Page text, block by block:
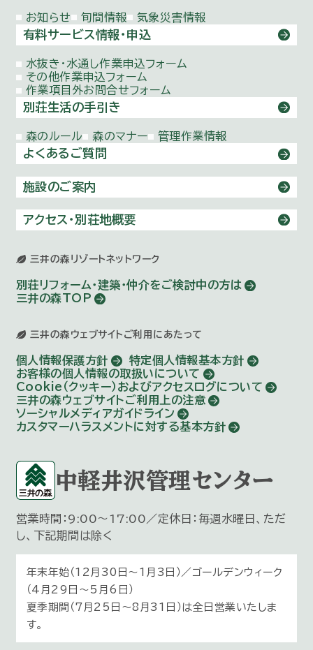
お知らせ 旬間情報 気象災害情報
有料サービス情報・申込
水抜き・水通し作業申込フォーム
その他作業申込フォーム
作業項目外お問合せフォーム
別荘生活の手引き
森のルール 森のマナー 管理作業情報
よくあるご質問
施設のご案内
アクセス・別荘地概要
三井の森リゾートネットワーク
別荘リフォーム・建築・仲介をご検討中の方は
三井の森TOP
三井の森ウェブサイトご利用にあたって
個人情報保護方針
特定個人情報基本方針
お客様の個人情報の取扱いについて
Cookie（クッキー）およびアクセスログについて
三井の森ウェブサイトご利用上の注意
ソーシャルメディアガイドライン
カスタマーハラスメントに対する基本方針
中軽井沢管理センター
営業時間：9:00～17:00／定休日：毎週水曜日、ただ
し、下記期間は除く
年末年始（12月30日〜1月3日）／ゴールデンウィーク
（4月29日～5月6日）
夏季期間（7月25日～8月31日）は全日営業いたしま
す。